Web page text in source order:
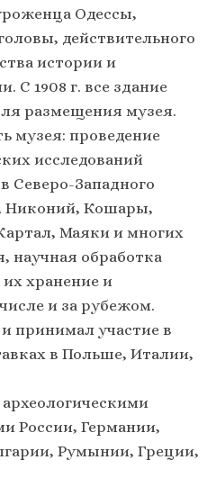
Одессы,
действительного
истории и
С 1908 г. все здание
размещения музея.
музея: проведение
исследований
Северо-Западного
Никоний, Кошары,
Маяки и многих
научная обработка
хранение и
и за рубежом.
принимал участие в
в Польше, Италии,
России, Германии,
Румынии, Греции,